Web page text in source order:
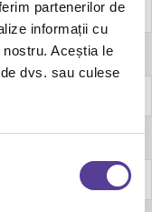
partenerilor de
informații cu
Aceștia le
dvs. sau culese